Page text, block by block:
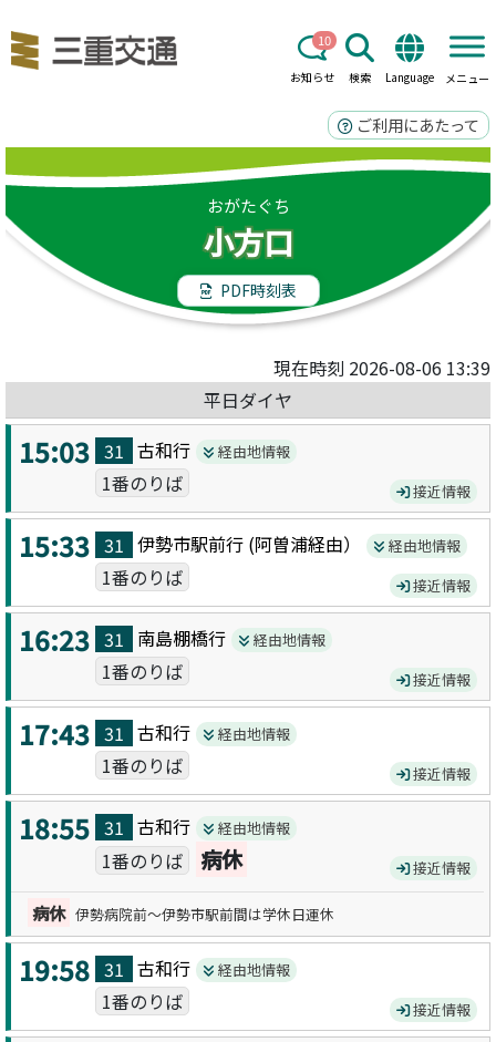
お知らせ
10
検索 Language メニュー
ご利用にあたって
おがたぐち
小方口
PDF時刻表
現在時刻 2026-08-06 13:39
平日ダイヤ
15:03 31 古和行 経由地情報
1番のりば 接近情報
15:33 31 伊勢市駅前行 (阿曽浦経由） 経由地情報
1番のりば 接近情報
16:23 31 南島棚橋行 経由地情報
1番のりば 接近情報
17:43 31 古和行 経由地情報
1番のりば 接近情報
18:55 31 古和行 経由地情報
1番のりば 病休 接近情報
病休 伊勢病院前～伊勢市駅前間は学休日運休
19:58 31 古和行 経由地情報
1番のりば 接近情報